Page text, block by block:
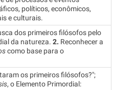
políticos, econômicos,
e culturais.
dos primeiros filósofos pelo
da natureza. 2. Reconhecer a
como base para o
os primeiros filósofos?";
, o Elemento Primordial: